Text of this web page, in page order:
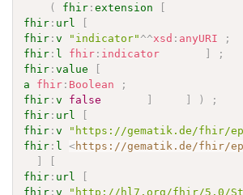
(
fhir :extension
fhir : url
fhir :v "indicator" ^^xsd : anyURI
;
fhir : l fhir : indicator
;
fhir :value
a
fhir : Boolean
;
fhir :v false )
;
fhir : url
fhir :v
"https://gematik.de/fhir/
fhir : l <https://gematik.de/fhir/
fhir : url
fhir :v
"http://hl7.org/fhir/5.0/